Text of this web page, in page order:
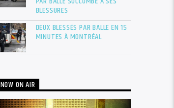
BLESSURES
DEUX BLESSÉS PAR BALLE EN 15
MINUTES À MONTRÉAL
NOW ON AIR